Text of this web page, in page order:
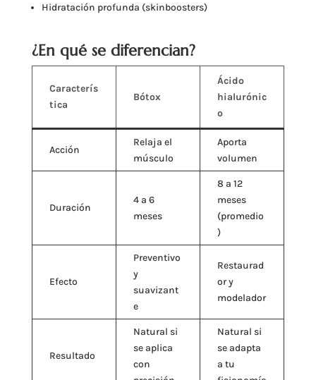
Hidratación profunda (skinboosters)
¿En qué se diferencian?
Caracterís
tica
Bótox
Ácido
hialurónic
o
Acción
Relaja el
músculo
Aporta
volumen
Duración
4 a 6
meses
8 a 12
meses
(promedio
)
Efecto
Preventivo
y
suavizant
e
Restaurad
or y
modelador
Resultado
Natural si
se aplica
con
Natural si
se adapta
a tu